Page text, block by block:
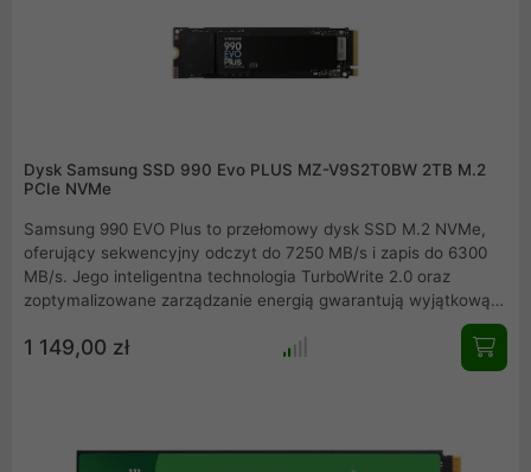
Wczytywanie, uruchamianie, zapisywanie nigdy nie było tak
szybkie, jak jest teraz możliwe przy wykorzystaniu dysku
Dysk Samsung SSD 990 Evo PLUS MZ-V9S2T0BW 2TB M.2
PCIe NVMe
Samsung 990 EVO Plus to przełomowy dysk SSD M.2 NVMe,
oferujący sekwencyjny odczyt do 7250 MB/s i zapis do 6300
MB/s. Jego inteligentna technologia TurboWrite 2.0 oraz
zoptymalizowane zarządzanie energią gwarantują wyjątkową
rozwiązania pozwalają na chłodniejszą pracę, stabilność i
dłuższą żywotność urządzenia, czyniąc go idealnym zarówno
1 149,00 zł